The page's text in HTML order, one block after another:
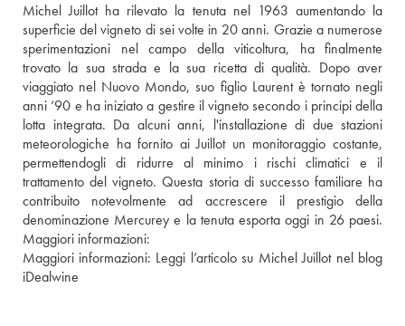
Michel Juillot ha rilevato la tenuta nel 1963 aumentando la
superficie del vigneto di sei volte in 20 anni. Grazie a numerose
sperimentazioni nel campo della viticoltura, ha finalmente
trovato la sua strada e la sua ricetta di qualità. Dopo aver
viaggiato nel Nuovo Mondo, suo figlio Laurent è tornato negli
anni ‘90 e ha iniziato a gestire il vigneto secondo i principi della
lotta integrata. Da alcuni anni, l'installazione di due stazioni
meteorologiche ha fornito ai Juillot un monitoraggio costante,
permettendogli di ridurre al minimo i rischi climatici e il
trattamento del vigneto. Questa storia di successo familiare ha
contribuito notevolmente ad accrescere il prestigio della
denominazione Mercurey e la tenuta esporta oggi in 26 paesi.
Maggiori informazioni:
Maggiori informazioni: Leggi l’articolo su Michel Juillot nel blog